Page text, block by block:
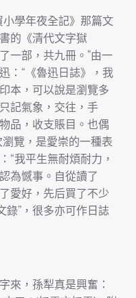
學年夜全記》那篇文
的《清代文字獄
一部，共九冊。”由一
：“《魯迅日誌》，我
本，可以說是瀏覽多
記氣象，交往，手
品，收支賬目。也偶
覽，是愛崇的一種表
“我平生無耐煩耐力，
為憾事。自從讀了
愛好，先后買了不少
錄”，很多亦可作日誌
來，孫犁真是興奮：